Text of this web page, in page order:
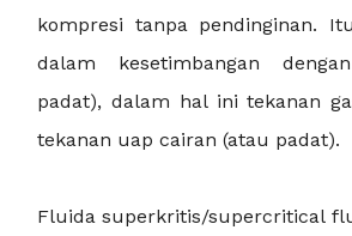
kompresi tanpa pendinginan.
dalam kesetimbangan
padat), dalam hal ini tekanan
tekanan uap cairan (atau padat).
Fluida superkritis/supercritical